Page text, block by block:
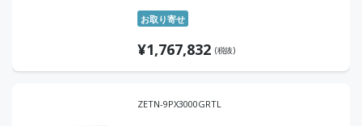
オンサイト10年保証付
お取り寄せ
¥1,767,832 (税抜)
ZETN-9PX3000GRTL